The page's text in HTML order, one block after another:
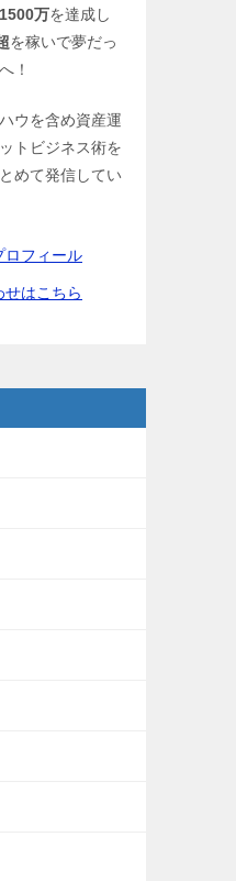
万を達成し
を稼いで夢だっ
！
ウを含め資産運
トビジネス術を
めて発信してい
ロフィール
せはこちら